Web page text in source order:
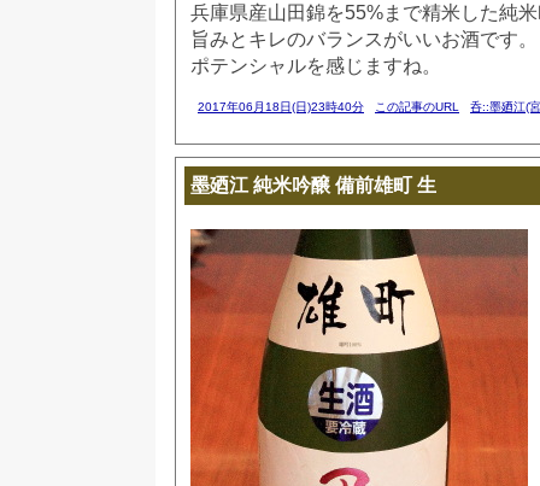
兵庫県産山田錦を55%まで精米した純
旨みとキレのバランスがいいお酒です。
ポテンシャルを感じますね。
2017年06月18日(日)23時40分 この記事のURL 呑::墨廼江(
墨廼江 純米吟醸 備前雄町 生